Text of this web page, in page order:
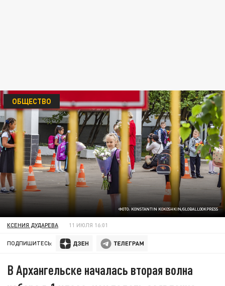
ФОТО: KONSTANTIN KOKOSHKIN/GLOBALLOOKPRESS
ОБЩЕСТВО
КСЕНИЯ ДУДАРЕВА 11 ИЮЛЯ 16:01
ПОДПИШИТЕСЬ:
В Архангельске началась вторая волна